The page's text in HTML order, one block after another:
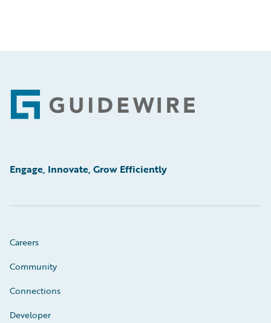
Footer
Engage, Innovate, Grow Efficiently
Careers
Community
Connections
Developer